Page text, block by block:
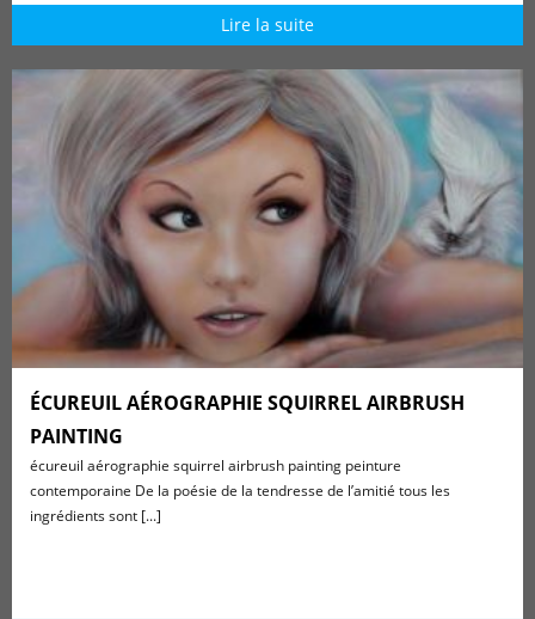
Lire la suite
ÉCUREUIL AÉROGRAPHIE SQUIRREL AIRBRUSH
PAINTING
écureuil aérographie squirrel airbrush painting peinture
contemporaine De la poésie de la tendresse de l’amitié tous les
ingrédients sont [...]